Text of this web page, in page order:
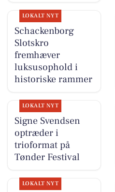
LOKALT NYT
Schackenborg
Slotskro
fremhæver
luksusophold i
historiske rammer
LOKALT NYT
Signe Svendsen
optræder i
trioformat på
Tønder Festival
LOKALT NYT